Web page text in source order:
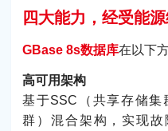
四大能力，经受能
GBase 8s数据库在以下
高可用架构
基于SSC（共享存储集
群）混合架构，实现